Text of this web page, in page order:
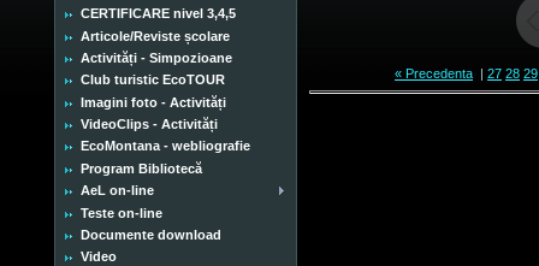
CERTIFICARE nivel 3,4,5
Articole/Reviste școlare
Activități - Simpozioane
Club turistic EcoTOUR
Imagini foto - Activități
VideoClips - Activități
EcoMontana - webliografie
Program Bibliotecă
AeL on-line
Teste on-line
Documente download
Video
« Precedenta | 27 28 29